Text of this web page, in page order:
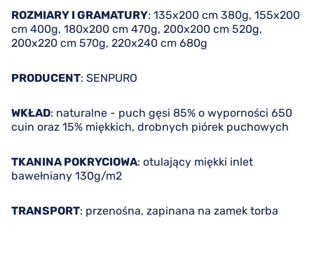
ROZMIARY I GRAMATURY: 135x200 cm 380g, 155x200
cm 400g, 180x200 cm 470g, 200x200 cm 520g,
200x220 cm 570g, 220x240 cm 680g
PRODUCENT: SENPURO
WKŁAD: naturalne - puch gęsi 85% o wyporności 650
cuin oraz 15% miękkich, drobnych piórek puchowych
TKANINA POKRYCIOWA: otulający miękki inlet
bawełniany 130g/m2
TRANSPORT: przenośna, zapinana na zamek torba